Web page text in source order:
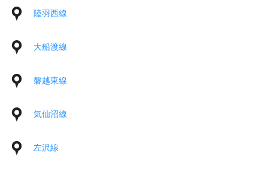
陸羽西線
大船渡線
磐越東線
気仙沼線
左沢線